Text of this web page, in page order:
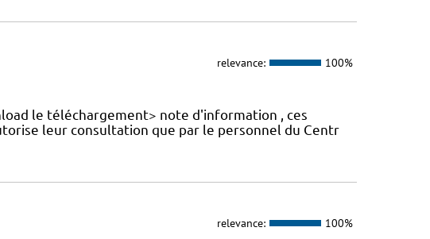
relevance: 100%
le téléchargement> note d'information , ces
leur consultation que par le personnel du Centr
relevance: 100%